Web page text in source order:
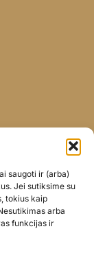
saugoti ir (arba)
Jei sutiksime su
tokius kaip
arba
funkcijas ir